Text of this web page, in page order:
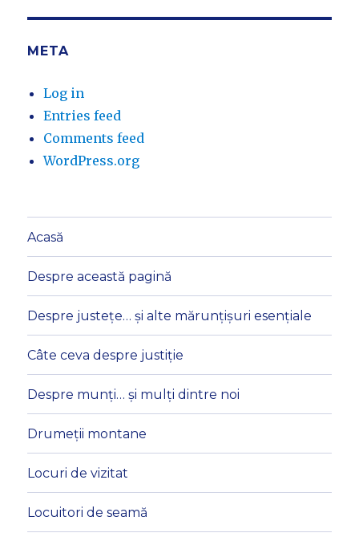
META
Log in
Entries feed
Comments feed
WordPress.org
Acasă
Despre această pagină
Despre justețe… și alte mărunțișuri esențiale
Câte ceva despre justiție
Despre munți… și mulți dintre noi
Drumeții montane
Locuri de vizitat
Locuitori de seamă